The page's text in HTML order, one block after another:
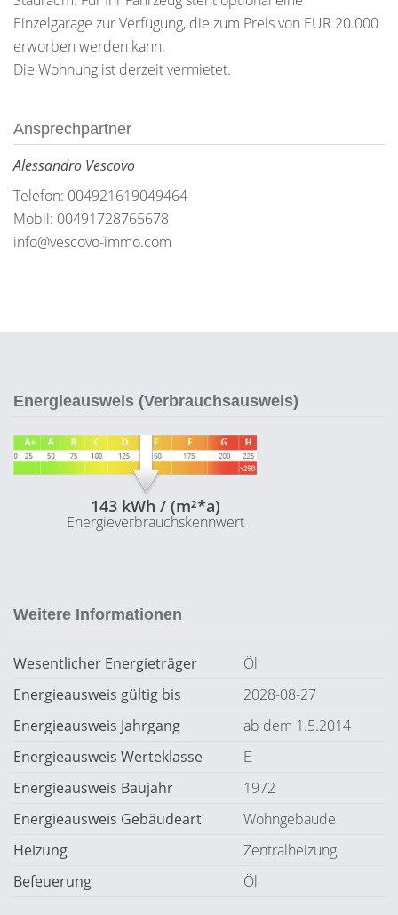
Einzelgarage zur Verfügung, die zum Preis von EUR 20.000
erworben werden kann.
Die Wohnung ist derzeit vermietet.
Ansprechpartner
Alessandro Vescovo
Telefon: 004921619049464
Mobil: 00491728765678
info@vescovo-immo.com
Energieausweis (Verbrauchsausweis)
143 kWh / (m²*a)
Energieverbrauchskennwert
Weitere Informationen
Wesentlicher Energieträger
Öl
Energieausweis gültig bis
2028-08-27
Energieausweis Jahrgang
ab dem 1.5.2014
Energieausweis Werteklasse
E
Energieausweis Baujahr
1972
Energieausweis Gebäudeart
Wohngebäude
Heizung
Zentralheizung
Befeuerung
Öl